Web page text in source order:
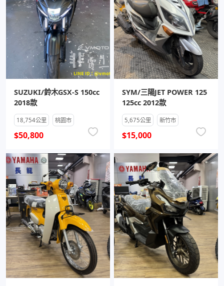
SUZUKI/鈴木GSX-S 150cc
2018款
18,754公里 桃園市
$50,800
SYM/三陽JET POWER 125
125cc 2012款
5,675公里 新竹市
$15,000